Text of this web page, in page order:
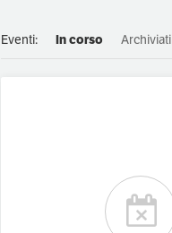
Eventi: In corso Archiviati